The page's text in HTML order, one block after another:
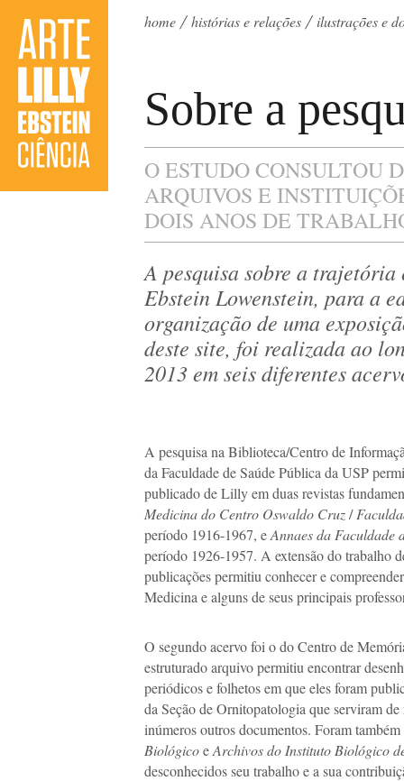
home histórias e relações ilustrações e
Sobre a
O ESTUDO CONSULTOU
ARQUIVOS E
DOIS ANOS DE
A pesquisa sobre a
Ebstein Lowenstein, para a
organização de uma
deste site, foi realizada ao
2013 em seis diferentes
A pesquisa na Biblioteca/Centro de
da Faculdade de Saúde Pública da USP
publicado de Lilly em duas revistas
Medicina do Centro Oswaldo Cruz/
período 1916-1967, eAnnaes da Faculdade
período 1926-1957. A extensão do trabalho
publicações permitiu conhecer e
Medicina e alguns de seus principais
O segundo acervo foi o do Centro de
estruturado arquivo permitiu encontrar
periódicos e folhetos em que eles foram
da Seção de Ornitopatologia que serviram de
inúmeros outros documentos. Foram
BiológicoeArchivos do Instituto Biológico
desconhecidos seu trabalho e a sua